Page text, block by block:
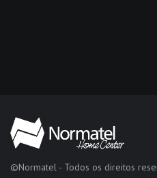
©Normatel - Todos os direitos